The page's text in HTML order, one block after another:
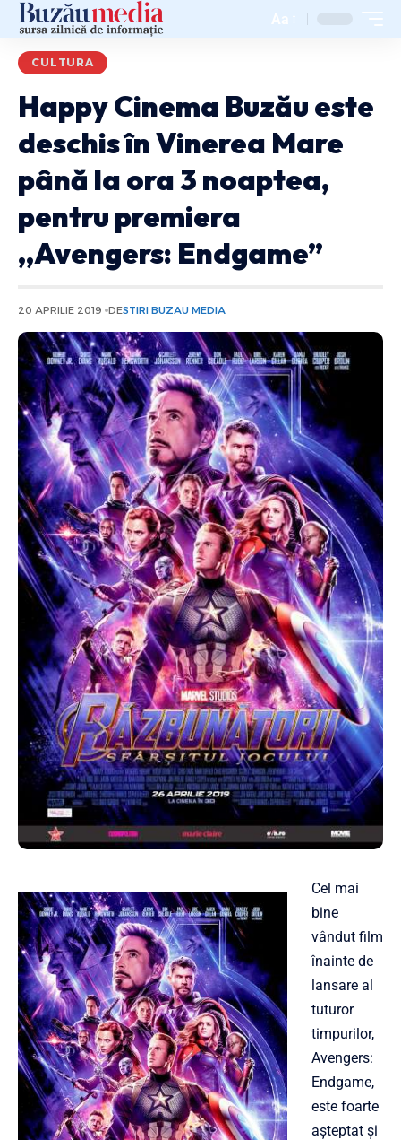
Aa
CULTURA
Happy Cinema Buzău este
deschis în Vinerea Mare
până la ora 3 noaptea,
pentru premiera
,,Avengers: Endgame”
20 APRILIE 2019 DESTIRI BUZAU MEDIA
Cel mai
bine
vândut film
înainte de
lansare al
tuturor
timpurilor,
Avengers:
Endgame,
este foarte
așteptat și